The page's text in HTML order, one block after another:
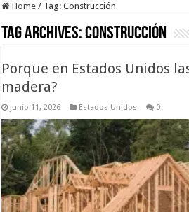
Home / Tag:Construcción
Tag Archives:Construcción
Porque en Estados Unidos
madera?
junio 11, 2026 Estados Unidos 0